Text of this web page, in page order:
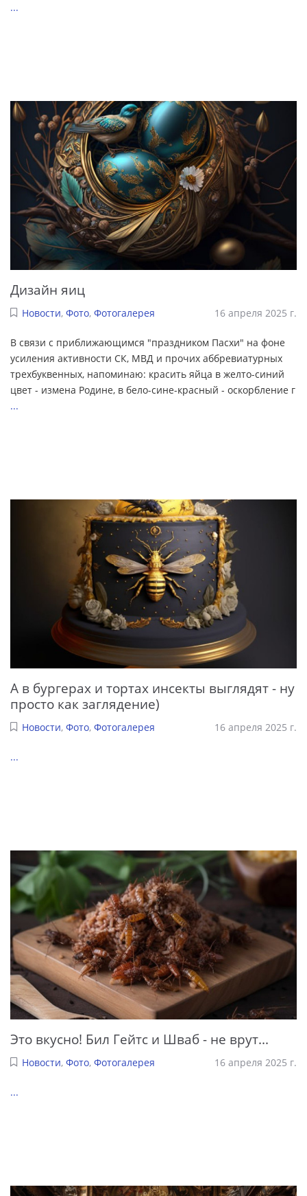
...
Дизайн яиц
Новости, Фото, Фотогалерея 16 апреля 2025 г.
В связи с приближающимся "праздником Пасхи" на фоне
усиления активности СК, МВД и прочих аббревиатурных
трехбуквенных, напоминаю: красить яйца в желто-синий
цвет - измена Родине, в бело-сине-красный - оскорбление г
...
А в бургерах и тортах инсекты выглядят - ну
просто как заглядение)
Новости, Фото, Фотогалерея 16 апреля 2025 г.
...
Это вкусно! Бил Гейтс и Шваб - не врут...
Новости, Фото, Фотогалерея 16 апреля 2025 г.
...